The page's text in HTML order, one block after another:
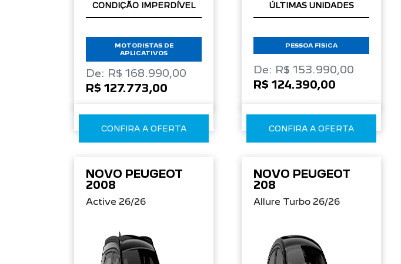
CONDIÇÃO IMPERDÍVEL
MOTORISTAS DE
APLICATIVOS
De: R$ 168.990,00
R$ 127.773,00
CONFIRA A OFERTA
ÚLTIMAS UNIDADES
PESSOA FÍSICA
De: R$ 153.990,00
R$ 124.390,00
CONFIRA A OFERTA
NOVO PEUGEOT
2008
Active 26/26
NOVO PEUGEOT
208
Allure Turbo 26/26